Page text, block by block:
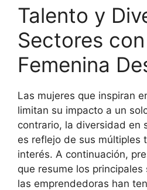
Talento y
Sectores
Femenina
Las mujeres que inspiran
limitan su impacto a un
contrario, la diversidad en
es reflejo de sus múltiples
interés. A continuación,
que resume los
las emprendedoras han